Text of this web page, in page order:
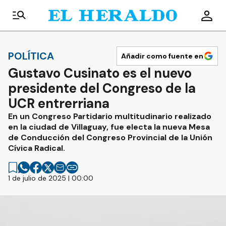
POLÍTICA Añadir como fuente en
Gustavo Cusinato es el nuevo
presidente del Congreso de la
UCR entrerriana
En un Congreso Partidario multitudinario realizado
en la ciudad de Villaguay, fue electa la nueva Mesa
de Conducción del Congreso Provincial de la Unión
Cívica Radical.
1 de julio de 2025 | 00:00